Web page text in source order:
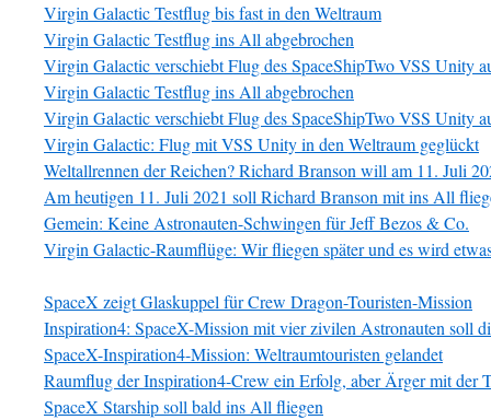
Virgin Galactic Testflug bis fast in den Weltraum
Virgin Galactic Testflug ins All abgebrochen
Virgin Galactic verschiebt Flug des SpaceShipTwo VSS Unity
Virgin Galactic Testflug ins All abgebrochen
Virgin Galactic verschiebt Flug des SpaceShipTwo VSS Unity
Virgin Galactic: Flug mit VSS Unity in den Weltraum geglückt
Weltallrennen der Reichen? Richard Branson will am 11. Juli
Am heutigen 11. Juli 2021 soll Richard Branson mit ins All
Gemein: Keine Astronauten-Schwingen für Jeff Bezos & Co.
Virgin Galactic-Raumflüge: Wir fliegen später und es wird
SpaceX zeigt Glaskuppel für Crew Dragon-Touristen-Mission
Inspiration4: SpaceX-Mission mit vier zivilen Astronauten soll
SpaceX-Inspiration4-Mission: Weltraumtouristen gelandet
Raumflug der Inspiration4-Crew ein Erfolg, aber Ärger mit der
SpaceX Starship soll bald ins All fliegen